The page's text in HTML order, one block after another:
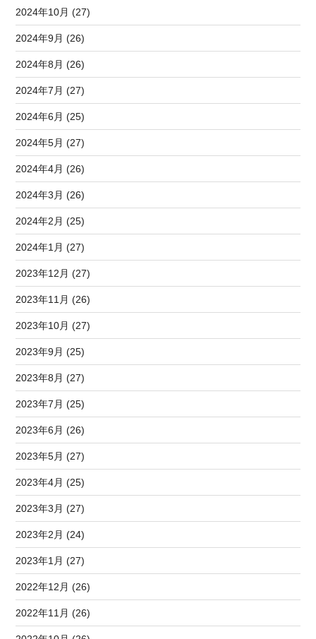
2024年10月 (27)
2024年9月 (26)
2024年8月 (26)
2024年7月 (27)
2024年6月 (25)
2024年5月 (27)
2024年4月 (26)
2024年3月 (26)
2024年2月 (25)
2024年1月 (27)
2023年12月 (27)
2023年11月 (26)
2023年10月 (27)
2023年9月 (25)
2023年8月 (27)
2023年7月 (25)
2023年6月 (26)
2023年5月 (27)
2023年4月 (25)
2023年3月 (27)
2023年2月 (24)
2023年1月 (27)
2022年12月 (26)
2022年11月 (26)